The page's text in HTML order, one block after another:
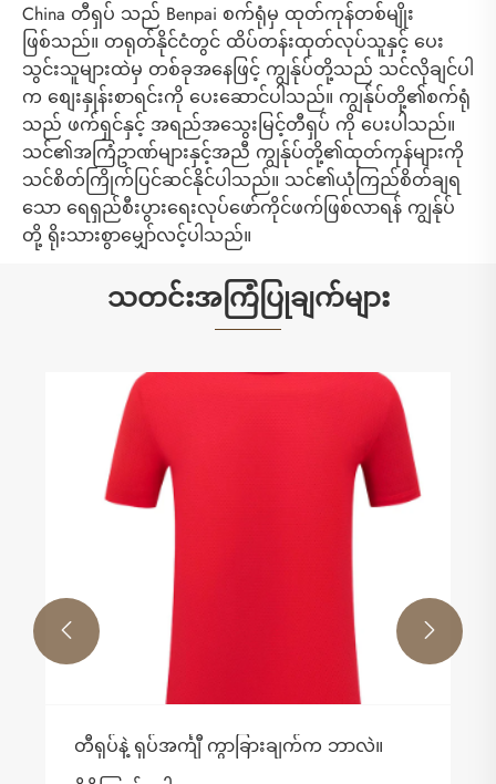
China တီရှပ် သည် Benpai စက်ရုံမှ ထုတ်ကုန်တစ်မျိုး
ဖြစ်သည်။ တရုတ်နိုင်ငံတွင် ထိပ်တန်းထုတ်လုပ်သူနှင့် ပေး
သွင်းသူများထဲမှ တစ်ခုအနေဖြင့် ကျွန်ုပ်တို့သည် သင်လိုချင်ပါ
က စျေးနှုန်းစာရင်းကို ပေးဆောင်ပါသည်။ ကျွန်ုပ်တို့၏စက်ရုံ
သည် ဖက်ရှင်နှင့် အရည်အသွေးမြင့်တီရှပ် ကို ပေးပါသည်။
သင်၏အကြံဥာဏ်များနှင့်အညီ ကျွန်ုပ်တို့၏ထုတ်ကုန်များကို
သင်စိတ်ကြိုက်ပြင်ဆင်နိုင်ပါသည်။ သင်၏ယုံကြည်စိတ်ချရ
သော ရေရှည်စီးပွားရေးလုပ်ဖော်ကိုင်ဖက်ဖြစ်လာရန် ကျွန်ုပ်
တို့ ရိုးသားစွာမျှော်လင့်ပါသည်။
သတင်းအကြံပြုချက်များ
အဘယ်ကြောင့်လက်ရှည်ပိုလိုရှပ်အင်္ကျီသည်
ဗီရိုမရှိမဖြစ်လိုအပ်သည်
 